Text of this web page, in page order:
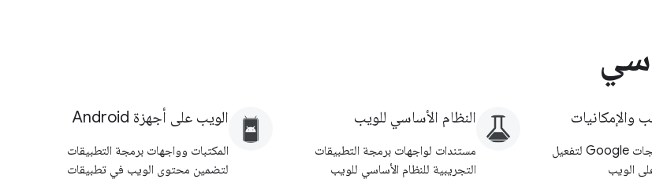
والإمكانيات
جهود جميع منتجات Google لتفعيل
الويب
النظام الأساسي للويب
مستندات لواجهات برمجة التطبيقات
التجريبية للنظام الأساسي للويب
الويب على أجهزة Android
المكتبات وواجهات برمجة التطبيقات
لتضمين محتوى الويب في تطبيقات